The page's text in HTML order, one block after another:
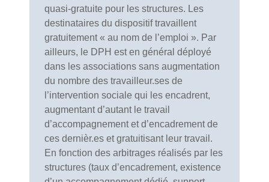
quasi-gratuite pour les structures. Les
destinataires du dispositif travaillent
gratuitement « au nom de l’emploi ». Par
ailleurs, le DPH est en général déployé
dans les associations sans augmentation
du nombre des travailleur.ses de
l’intervention sociale qui les encadrent,
augmentant d’autant le travail
d’accompagnement et d’encadrement de
ces dernièr.es et gratuitisant leur travail.
En fonction des arbitrages réalisés par les
structures (taux d’encadrement, existence